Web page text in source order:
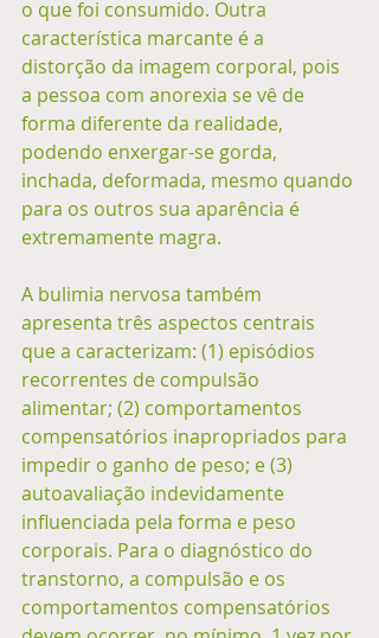
o que foi consumido. Outra
característica marcante é a
distorção da imagem corporal, pois
a pessoa com anorexia se vê de
forma diferente da realidade,
podendo enxergar-se gorda,
inchada, deformada, mesmo quando
para os outros sua aparência é
extremamente magra.
A bulimia nervosa também
apresenta três aspectos centrais
que a caracterizam: (1) episódios
recorrentes de compulsão
alimentar; (2) comportamentos
compensatórios inapropriados para
impedir o ganho de peso; e (3)
autoavaliação indevidamente
influenciada pela forma e peso
corporais. Para o diagnóstico do
transtorno, a compulsão e os
comportamentos compensatórios